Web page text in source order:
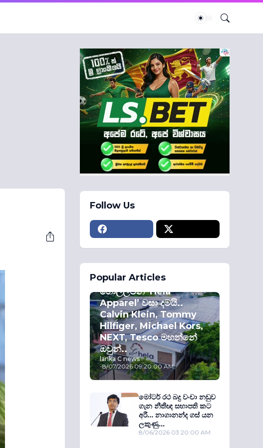
Follow Us
Popular Articles
කොළඹ කොටස්
හොල්ලමින් ‘Hela
Apparel’ වසා දමයි..
Calvin Klein, Tommy
Hilfiger, Michael Kors,
NEXT, Tesco මහන්නේ
ඔවුන්..
lanka C news
-8/07/2026 09:20:00 AM
මෝටර් රථ බදු වංචා නඩුව
ගැන නීතීඥ සභාපති කට
අරී... නාගානන්ද ගස් යන
ලකුණු...
8/06/2026 03:20:00 AM